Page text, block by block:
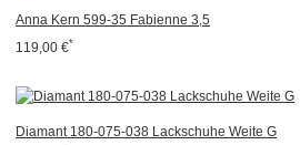
Anna Kern 599-35 Fabienne 3,5
119,00 €*
Diamant 180-075-038 Lackschuhe Weite G